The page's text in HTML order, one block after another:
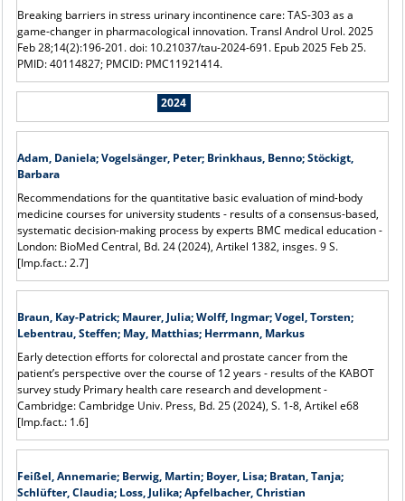
Breaking barriers in stress urinary incontinence care: TAS-303 as a
game-changer in pharmacological innovation. Transl Androl Urol. 2025
Feb 28;14(2):196-201. doi: 10.21037/tau-2024-691. Epub 2025 Feb 25.
PMID: 40114827; PMCID: PMC11921414.
2024
Adam, Daniela; Vogelsänger, Peter; Brinkhaus, Benno; Stöckigt,
Barbara
Recommendations for the quantitative basic evaluation of mind-body
medicine courses for university students - results of a consensus-based,
systematic decision-making process by experts BMC medical education -
London: BioMed Central, Bd. 24 (2024), Artikel 1382, insges. 9 S.
[Imp.fact.: 2.7]
Braun, Kay-Patrick; Maurer, Julia; Wolff, Ingmar; Vogel, Torsten;
Lebentrau, Steffen; May, Matthias; Herrmann, Markus
Early detection efforts for colorectal and prostate cancer from the
patient’s perspective over the course of 12 years - results of the KABOT
survey study Primary health care research and development -
Cambridge: Cambridge Univ. Press, Bd. 25 (2024), S. 1-8, Artikel e68
[Imp.fact.: 1.6]
Feißel, Annemarie; Berwig, Martin; Boyer, Lisa; Bratan, Tanja;
Schlüfter, Claudia; Loss, Julika; Apfelbacher, Christian